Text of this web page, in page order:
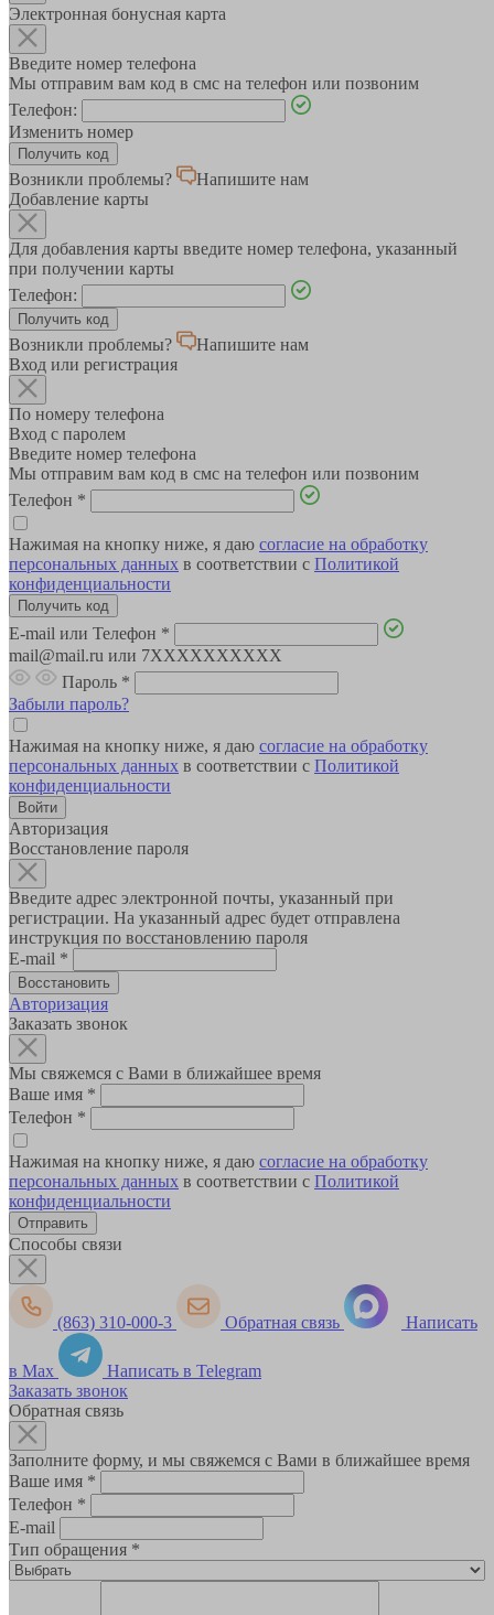
Электронная бонусная карта
Введите номер телефона
Мы отправим вам код в смс на телефон или позвоним
Телефон:
Изменить номер
Возникли проблемы?
Напишите нам
Добавление карты
Для добавления карты введите номер телефона, указанный
при получении карты
Телефон:
Возникли проблемы?
Напишите нам
Вход или регистрация
По номеру телефона
Вход с паролем
Введите номер телефона
Мы отправим вам код в смс на телефон или позвоним
Телефон *
Нажимая на кнопку ниже, я даю согласие на обработку
персональных данных в соответствии с Политикой
конфиденциальности
E-mail или Телефон *
mail@mail.ru или 7XXXXXXXXXX
Пароль *
Забыли пароль?
Нажимая на кнопку ниже, я даю согласие на обработку
персональных данных в соответствии с Политикой
конфиденциальности
Авторизация
Восстановление пароля
Введите адрес электронной почты, указанный при
регистрации. На указанный адрес будет отправлена
инструкция по восстановлению пароля
E-mail *
Авторизация
Заказать звонок
Мы свяжемся с Вами в ближайшее время
Ваше имя *
Телефон *
Нажимая на кнопку ниже, я даю согласие на обработку
персональных данных в соответствии с Политикой
конфиденциальности
Способы связи
(863) 310-000-3 Обратная связь Написать
в Max
Написать в Telegram
Заказать звонок
Обратная связь
Заполните форму, и мы свяжемся с Вами в ближайшее время
Ваше имя *
Телефон *
E-mail
Тип обращения *